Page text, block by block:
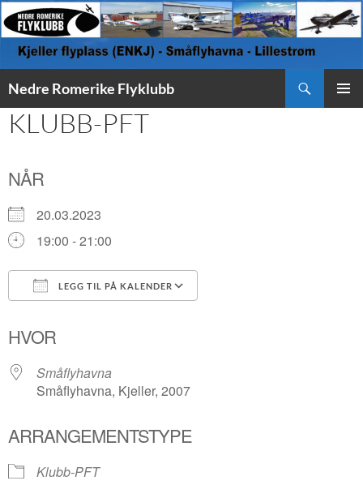
Nedre Romerike Flyklubb
TIL
INNHOLD
KLUBB-PFT
NÅR
20.03.2023
19:00 - 21:00
LEGG TIL PÅ KALENDER
HVOR
Småflyhavna
Småflyhavna, Kjeller, 2007
ARRANGEMENTSTYPE
Klubb-PFT